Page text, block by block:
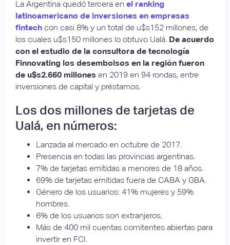
La Argentina quedó tercera en el ranking
latinoamericano de inversiones en empresas
fintech con casi 8% y un total de u$s152 millones, de
los cuales u$s150 millones lo obtuvo Ualá. De acuerdo
con el estudio de la consultora de tecnología
Finnovating los desembolsos en la región fueron
de u$s2.660 millones en 2019 en 94 rondas, entre
inversiones de capital y préstamos.
Los dos millones de tarjetas de
Ualá, en números:
Lanzada al mercado en octubre de 2017.
Presencia en todas las provincias argentinas.
7% de tarjetas emitidas a menores de 18 años.
69% de tarjetas emitidas fuera de CABA y GBA.
Género de los usuarios: 41% mujeres y 59%
hombres.
6% de los usuarios son extranjeros.
Más de 400 mil cuentas comitentes abiertas para
invertir en FCI.